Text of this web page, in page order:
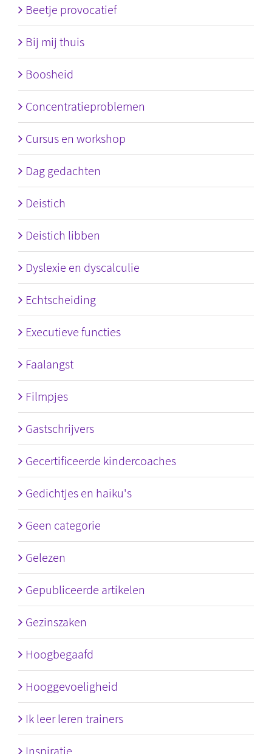
Beetje provocatief
Bij mij thuis
Boosheid
Concentratieproblemen
Cursus en workshop
Dag gedachten
Deistich
Deistich libben
Dyslexie en dyscalculie
Echtscheiding
Executieve functies
Faalangst
Filmpjes
Gastschrijvers
Gecertificeerde kindercoaches
Gedichtjes en haiku's
Geen categorie
Gelezen
Gepubliceerde artikelen
Gezinszaken
Hoogbegaafd
Hooggevoeligheid
Ik leer leren trainers